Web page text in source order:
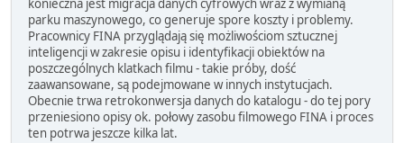
konieczna jest migracja danych cyfrowych wraz z wymianą
parku maszynowego, co generuje spore koszty i problemy.
Pracownicy FINA przyglądają się możliwościom sztucznej
inteligencji w zakresie opisu i identyfikacji obiektów na
poszczególnych klatkach filmu - takie próby, dość
zaawansowane, są podejmowane w innych instytucjach.
Obecnie trwa retrokonwersja danych do katalogu - do tej pory
przeniesiono opisy ok. połowy zasobu filmowego FINA i proces
ten potrwa jeszcze kilka lat.